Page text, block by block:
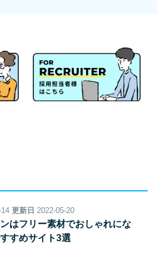
更新日 2022-05-20
はフリー素材でおしゃれにな
すめサイト3選